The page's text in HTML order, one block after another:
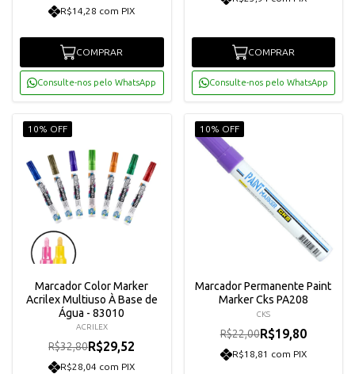
R$14,28 com PIX
COMPRAR
Consulte-nos pelo WhatsApp
COMPRAR
Consulte-nos pelo WhatsApp
10% OFF
Marcador Color Marker
Acrilex Multiuso À Base de
Água - 83010
ACRILEX
R$32,80R$29,52
R$28,04 com PIX
10% OFF
Marcador Permanente Paint
Marker Cks PA208
CKS
R$22,00R$19,80
R$18,81 com PIX